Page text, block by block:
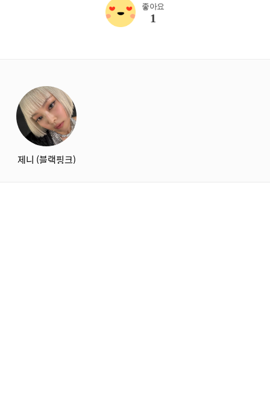
좋아요
1
제니 (블랙핑크)